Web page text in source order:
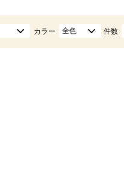
カラー 全色 件数